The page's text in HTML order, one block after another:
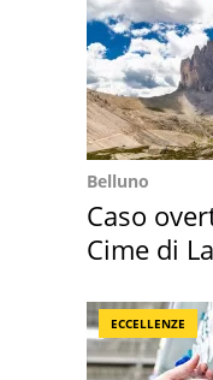
Belluno
Caso
Cime di
ECCELLENZE